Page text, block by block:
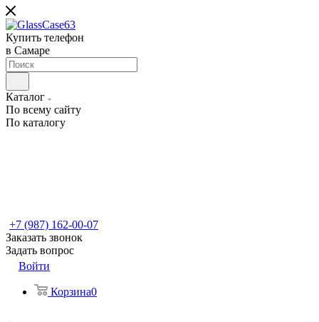
Купить телефон
в Самаре
Каталог
По всему сайту
По каталогу
+7 (987) 162-00-07
Заказать звонок
Задать вопрос
Войти
Корзина0